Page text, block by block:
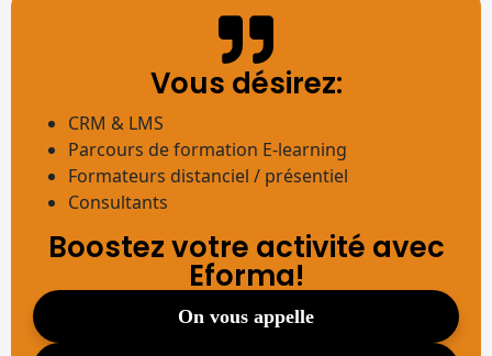
Vous désirez:
CRM & LMS
Parcours de formation E-learning
Formateurs distanciel / présentiel
Consultants
Boostez votre activité avec
Eforma!
on vous appelle